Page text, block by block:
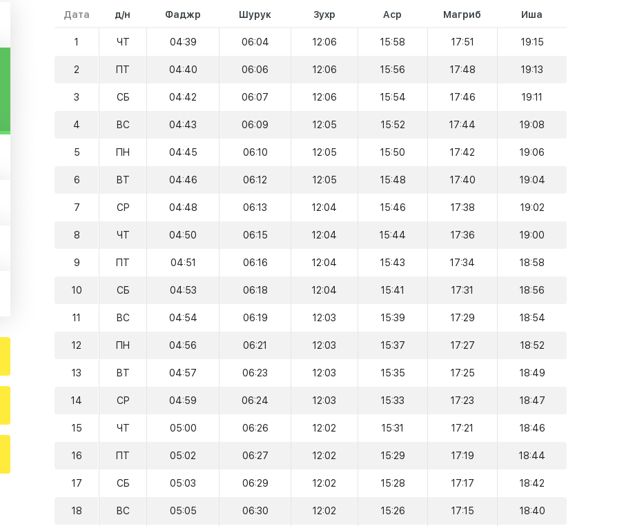
Дата д/н Фаджр Шурук Зухр Аср Магриб Иша
1 ЧТ 04:39 06:04 12:06 15:58 17:51 19:15
2 ПТ 04:40 06:06 12:06 15:56 17:48 19:13
3 СБ 04:42 06:07 12:06 15:54 17:46 19:11
4 ВС 04:43 06:09 12:05 15:52 17:44 19:08
5 ПН 04:45 06:10 12:05 15:50 17:42 19:06
6 ВТ 04:46 06:12 12:05 15:48 17:40 19:04
7 СР 04:48 06:13 12:04 15:46 17:38 19:02
8 ЧТ 04:50 06:15 12:04 15:44 17:36 19:00
9 ПТ 04:51 06:16 12:04 15:43 17:34 18:58
10 СБ 04:53 06:18 12:04 15:41 17:31 18:56
11 ВС 04:54 06:19 12:03 15:39 17:29 18:54
12 ПН 04:56 06:21 12:03 15:37 17:27 18:52
13 ВТ 04:57 06:23 12:03 15:35 17:25 18:49
14 СР 04:59 06:24 12:03 15:33 17:23 18:47
15 ЧТ 05:00 06:26 12:02 15:31 17:21 18:46
16 ПТ 05:02 06:27 12:02 15:29 17:19 18:44
17 СБ 05:03 06:29 12:02 15:28 17:17 18:42
18 ВС 05:05 06:30 12:02 15:26 17:15 18:40